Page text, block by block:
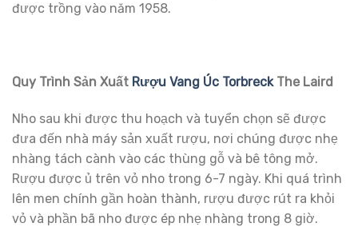
được trồng vào năm 1958.
Quy Trình Sản Xuất Rượu Vang Úc TorbreckThe Laird
Nho sau khi được thu hoạch và tuyển chọn sẽ được
đưa đến nhà máy sản xuất rượu, nơi chúng được nhẹ
nhàng tách cành vào các thùng gỗ và bê tông mở.
Rượu được ủ trên vỏ nho trong 6-7 ngày. Khi quá trình
lên men chính gần hoàn thành, rượu được rút ra khỏi
vỏ và phần bã nho được ép nhẹ nhàng trong 8 giờ.